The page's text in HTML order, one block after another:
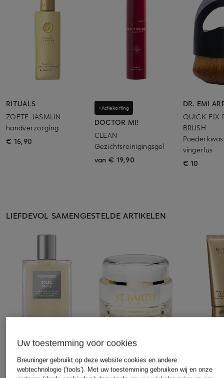
RITUALS
ZOETE JASMIJN
handverzorging
€ 15,90
+Actiekorting
DOCTOR MI!
CLEAN
Gezichtsreinigingsgel
van € 19,90
DR. EMI
QUICK FIX
BRUSH
vingerlus
€ 10
LIEFDEVOL SAMENGESTELDE ARTIKELEN
TOM FORD BEAUTY
SOLEIL NEIGE
Lichaamsolie
LIGNE ST BARTH
VISAGE
Verrijkte gezichtscrème
Intensieve
Uw toestemming voor cookies
Breuninger gebruikt op deze website cookies en andere
webtechnologie ('tools'). Met uw toestemming gebruiken wij en onze